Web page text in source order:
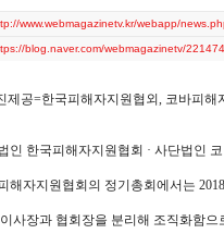
www.webmagazinetv.kr/webapp/
blog.naver.com/webmagazinetv/
제공=한국피해자지원협외, 코바피해
인 한국피해자지원협회 · 사단법인
해자지원협회의 정기총회에서는
사장과 협회장을 분리해 조직화함